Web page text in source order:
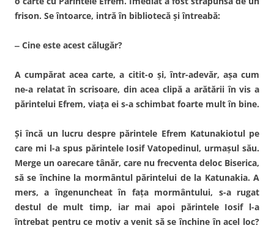
frison. Se întoarce, intră în bibliotecă și întreabă:
‒ Cine este acest călugăr?
A cumpărat acea carte, a citit-o și, într-adevăr, așa cum
ne-a relatat în scrisoare, din acea clipă a arătării în vis a
părintelui Efrem, viața ei s-a schimbat foarte mult în bine.
Și încă un lucru despre părintele Efrem Katunakiotul pe
care mi l-a spus părintele Iosif Vatopedinul, urmașul său.
Merge un oarecare tânăr, care nu frecventa deloc Biserica,
să se închine la mormântul părintelui de la Katunakia. A
mers, a îngenuncheat în fața mormântului, s-a rugat
destul de mult timp, iar mai apoi părintele Iosif l-a
întrebat pentru ce motiv a venit să se închine în acel loc?